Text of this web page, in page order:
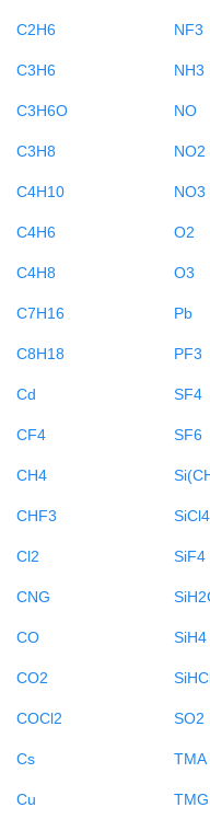
C2H6
C3H6
C3H6O
C3H8
C4H10
C4H6
C4H8
C7H16
C8H18
Cd
CF4
CH4
CHF3
Cl2
CNG
CO
CO2
COCl2
Cs
Cu
NF3
NH3
NO
NO2
NO3
O2
O3
Pb
PF3
SF4
SF6
SiCl4
SiF4
SiH4
SO2
TMA
TMG